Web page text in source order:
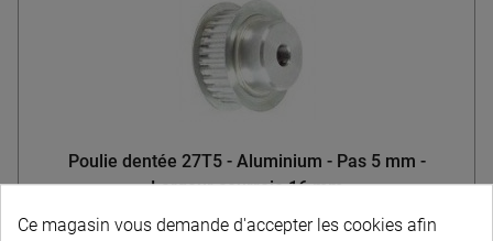
Poulie dentée 27T5 - Aluminium - Pas 5 mm -
Largeur courroie 16 mm
Ce magasin vous demande d'accepter les cookies afin